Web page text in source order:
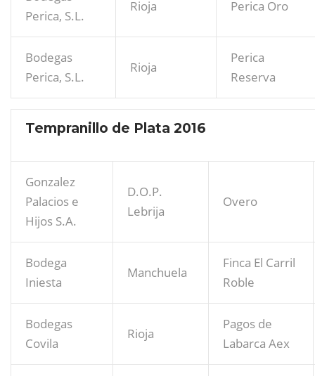
Perica, S.L.
Rioja Perica Oro
Bodegas
Perica, S.L.
Rioja
Perica
Reserva
Tempranillo de Plata 2016
Gonzalez
Palacios e
Hijos S.A.
D.O.P.
Lebrija
Overo
Bodega
Iniesta
Manchuela
Finca El Carril
Roble
Bodegas
Covila
Rioja
Pagos de
Labarca Aex